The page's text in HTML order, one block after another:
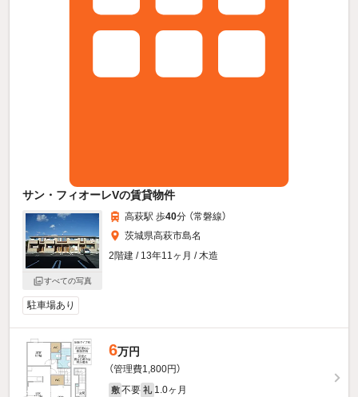
サン・フィオーレVの賃貸物件
すべての写真
高萩駅 歩40分 （常磐線）
茨城県高萩市島名
2階建 / 13年11ヶ月 / 木造
駐車場あり
6万円
（管理費1,800円）
敷 不要 礼 1.0ヶ月